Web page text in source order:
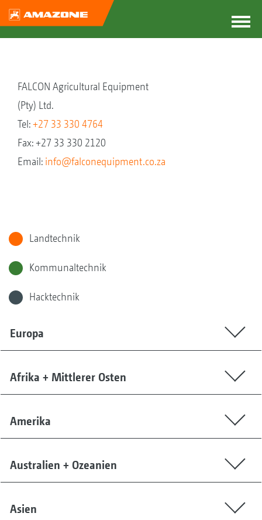
FALCON Agricultural Equipment
(Pty) Ltd.
Tel:+27 33 330 4764
Fax: +27 33 330 2120
Email: info@falconequipment.co.za
Landtechnik
Kommunaltechnik
Hacktechnik
Europa
Afrika + Mittlerer Osten
Amerika
Australien + Ozeanien
Asien